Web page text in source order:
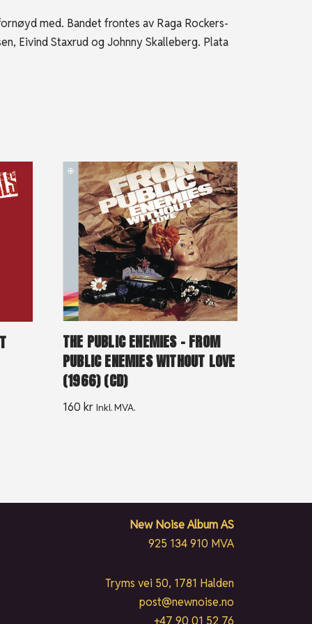
med. Bandet frontes av Raga Rockers-
Eivind Staxrud og Johnny Skalleberg. Plata
THE PUBLIC ENEMIES – FROM
PUBLIC ENEMIES WITHOUT LOVE
(1966) (CD)
160kr Inkl. MVA.
New Noise Album AS
925 134 910 MVA
Tryms vei 50, 1781 Halden
post@newnoise.no